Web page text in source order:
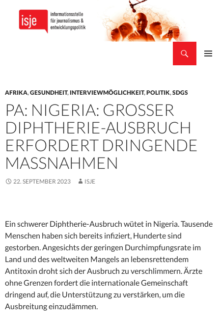
AFRIKA,GESUNDHEIT, INTERVIEWMÖGLICHKEIT,POLITIK,SDGS
PA: NIGERIA: GROSSER D
IPHTHERIE-AUSBRUCH E
RFORDERT DRINGENDE M
ASSNAHMEN
22. SEPTEMBER 2023 ISJE
Ein schwerer Diphtherie-Ausbruch wütet in Nigeria. Tausende
Menschen haben sich bereits infiziert, Hunderte sind
gestorben. Angesichts der geringen Durchimpfungsrate im
Land und des weltweiten Mangels an lebensrettendem
Antitoxin droht sich der Ausbruch zu verschlimmern. Ärzte
ohne Grenzen fordert die internationale Gemeinschaft
dringend auf, die Unterstützung zu verstärken, um die
Ausbreitung einzudämmen.